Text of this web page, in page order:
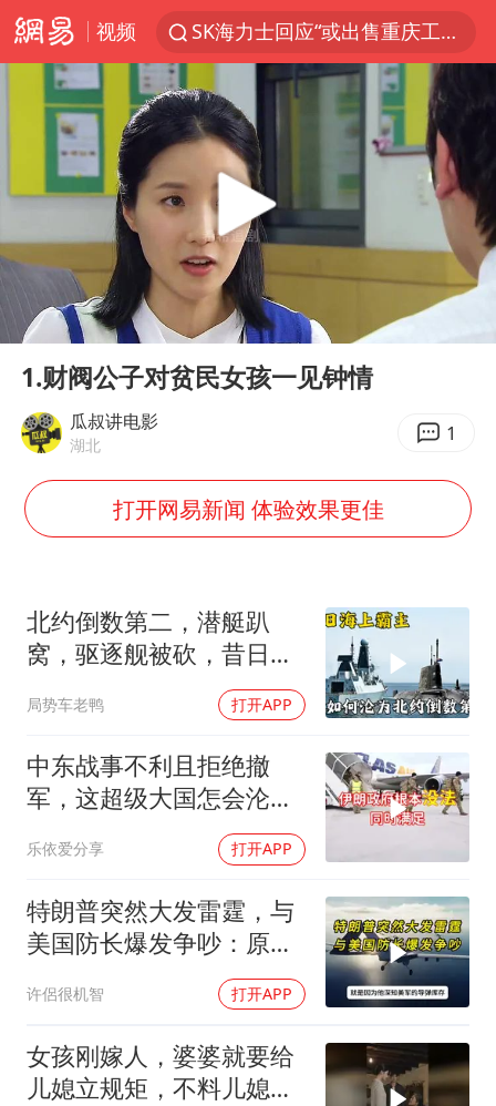
视频
SK海力士回应“或出售重庆工厂”传闻
成都多趟列车临时停运
独闯南太行失联14天的女子已找到
辽宁28名务农人员中暑死亡？官方辟谣
大疆错失宇树
演员秦焰去世 曾出演《狂飙》
三预警齐发 11个省份有大到暴雨
“还不如不放假”
101岁老人叫82岁儿子吃饭
从科技创新看开局起步的时与势
Play
00:00 12:13
1.财阀公子对贫民女孩一见钟情
瓜叔讲电影
湖北 1
打开网易新闻 体验效果更佳
北约倒数第二，潜艇趴
窝，驱逐舰被砍，昔日的
局势车老鸭 打开APP
中东战事不利且拒绝撤
军，这超级大国怎会沦为
乐依爱分享 打开APP
特朗普突然大发雷霆，与
美国防长爆发争吵：原来
许侶很机智 打开APP
女孩刚嫁人，婆婆就要给
儿媳立规矩，不料儿媳不